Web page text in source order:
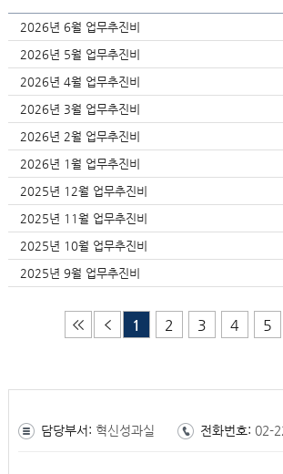
2026년 6월 업무추진비
2026년 5월 업무추진비
2026년 4월 업무추진비
2026년 3월 업무추진비
2026년 2월 업무추진비
2026년 1월 업무추진비
2025년 12월 업무추진비
2025년 11월 업무추진비
2025년 10월 업무추진비
2025년 9월 업무추진비
1 2 3 4 5
담당부서: 혁신성과실 전화번호: 02-